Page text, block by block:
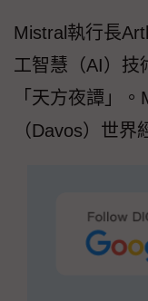
Mistral執行長
工智慧（AI）技
「天方夜譚」
（Davos）世界